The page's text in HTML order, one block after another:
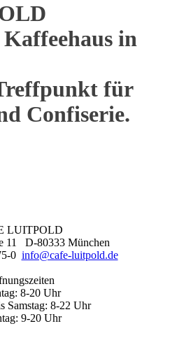
in
für
Confiserie.
LUITPOLD
11 D-80333 München
0 info@cafe-luitpold.de
8-20 Uhr
Samstag: 8-22 Uhr
9-20 Uhr